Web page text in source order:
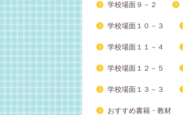
学校場面９－２
学校場面１０－３
学校場面１１－４
学校場面１２－５
学校場面１３－３
おすすめ書籍・教材